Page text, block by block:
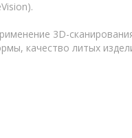
3D-
качество литых